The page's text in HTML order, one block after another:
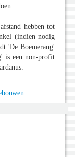
hebben tot
(indien nodig
'De Boemerang'
is een non-profit